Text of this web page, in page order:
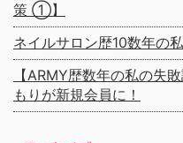
策 ①】
ネイルサロン歴10数年の
【ARMY歴数年の私の失
もりが新規会員に！